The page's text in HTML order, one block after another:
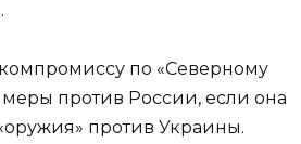
по «Северному
против России, если она
против Украины.